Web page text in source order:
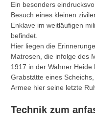
Ein besonders
Besuch eines kleinen
Enklave im weitläufigen
befindet.
Hier liegen die
Matrosen, die infolge des
1917 in der Wahner
Grabstätte eines
Armee hier seine letzte
Technik zum